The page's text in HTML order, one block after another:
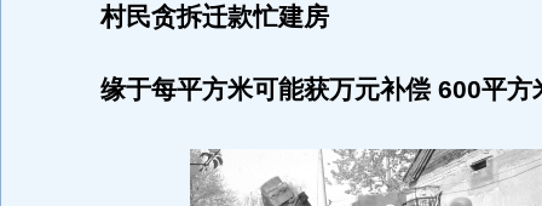
村民贪拆迁款忙建房
缘于每平方米可能获万元补偿 600平方